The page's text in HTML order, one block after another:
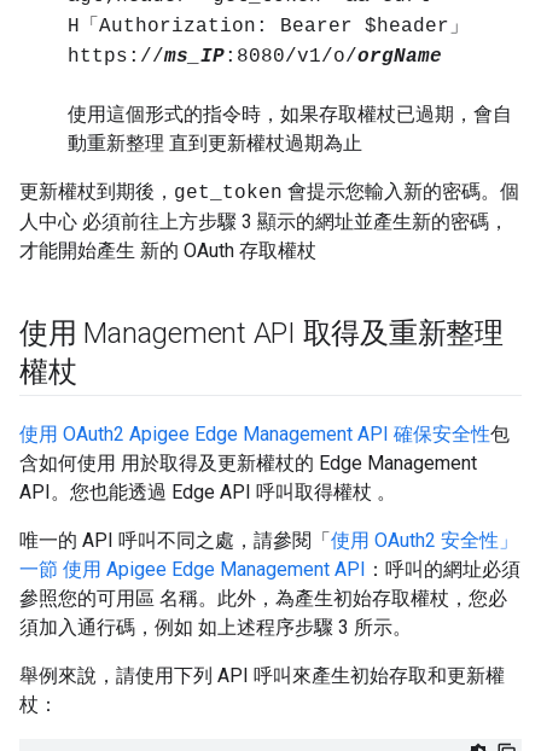
H「Authorization: Bearer $header」
https://ms_IP:8080/v1/o/orgName
使用這個形式的指令時，如果存取權杖已過期，會自
動重新整理 直到更新權杖過期為止
更新權杖到期後， get_token 會提示您輸入新的密碼。個
人中心 必須前往上方步驟 3 顯示的網址並產生新的密碼，
才能開始產生 新的 OAuth 存取權杖
使用 Management API 取得及重新整理
權杖
使用 OAuth2 Apigee Edge Management API 確保安全性包
含如何使用 用於取得及更新權杖的 Edge Management
API。您也能透過 Edge API 呼叫取得權杖 。
唯一的 API 呼叫不同之處，請參閱「使用 OAuth2 安全性」
一節 使用 Apigee Edge Management API ：呼叫的網址必須
參照您的可用區 名稱。此外，為產生初始存取權杖，您必
須加入通行碼，例如 如上述程序步驟 3 所示。
舉例來說，請使用下列 API 呼叫來產生初始存取和更新權
杖：